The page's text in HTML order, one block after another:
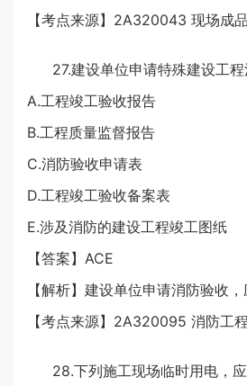
【考点来源】2A320043 现场成
27.建设单位申请特殊建设工
A.工程竣工验收报告
B.工程质量监督报告
C.消防验收申请表
D.工程竣工验收备案表
E.涉及消防的建设工程竣工图纸
【答案】ACE
【解析】建设单位申请消防验收
【考点来源】2A320095 消防工
28.下列施工现场临时用电，